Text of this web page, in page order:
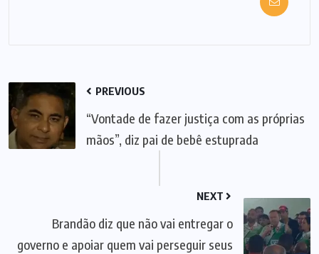
PREVIOUS
“Vontade de fazer justiça com as próprias
mãos”, diz pai de bebê estuprada
NEXT
Brandão diz que não vai entregar o
governo e apoiar quem vai perseguir seus